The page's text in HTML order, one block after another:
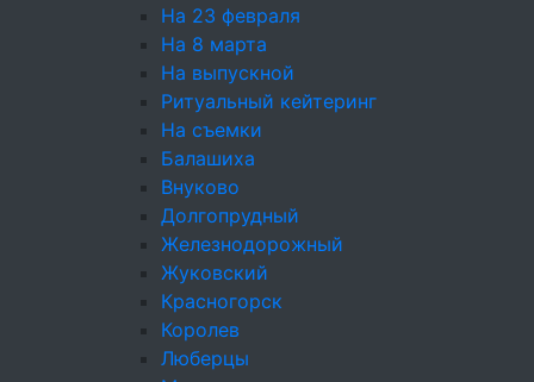
На 23 февраля
На 8 марта
На выпускной
Ритуальный кейтеринг
На съемки
Балашиха
Внуково
Долгопрудный
Железнодорожный
Жуковский
Красногорск
Королев
Люберцы
Создание сайта —
© 2005-2026 «InCity Catering»
Карта сайта
Настройки cookie
ОБРАТНЫЙ ЗВОНОК
ИП Емельянов Даниил Дмитриевич ИНН
482622253228 ОГРНИП 325470400102510 Адрес
фактической деятельности: Москва,
ул. Прянишникова, 19А, стр. 1